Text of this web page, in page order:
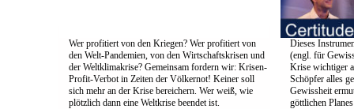
Wer profitiert von den Kriegen? Wer profitiert von
den Welt-Pandemien, von den Wirtschaftskrisen und
der Weltklimakrise? Gemeinsam fordern wir: Krisen-
Profit-Verbot in Zeiten der Völkernot! Keiner soll
sich mehr an der Krise bereichern. Wer weiß, wie
plötzlich dann eine Weltkrise beendet ist.
Dieses
(engl. für
Krise wichtiger
Schöpfer alles
Gewissheit
göttlichen